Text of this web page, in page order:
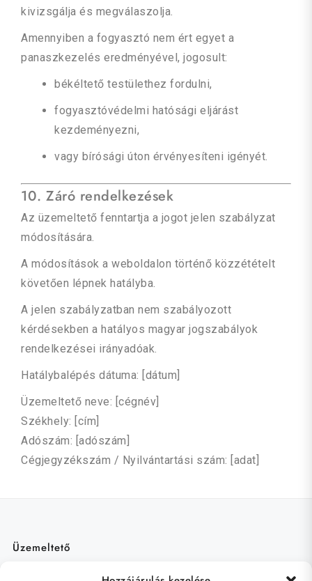
kivizsgálja és megválaszolja.
Amennyiben a fogyasztó nem ért egyet a
panaszkezelés eredményével, jogosult:
békéltető testülethez fordulni,
fogyasztóvédelmi hatósági eljárást
kezdeményezni,
vagy bírósági úton érvényesíteni igényét.
10. Záró rendelkezések
Az üzemeltető fenntartja a jogot jelen szabályzat
módosítására.
A módosítások a weboldalon történő közzétételt
követően lépnek hatályba.
A jelen szabályzatban nem szabályozott
kérdésekben a hatályos magyar jogszabályok
rendelkezései irányadóak.
Hatálybalépés dátuma: [dátum]
Üzemeltető neve: [cégnév]
Székhely: [cím]
Adószám: [adószám]
Cégjegyzékszám / Nyilvántartási szám: [adat]
Üzemeltető